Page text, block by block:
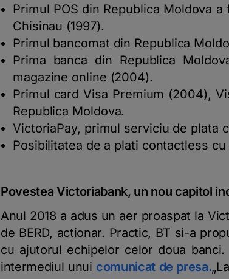
Primul POS din Republica Moldova
Chisinau (1997).
Primul bancomat din Republica
Prima banca din Republica
magazine online (2004).
Primul card Visa Premium (2004),
Republica Moldova.
VictoriaPay, primul serviciu de plata
Posibilitatea de a plati contactless
Povestea Victoriabank, un nou capitol
Anul 2018 a adus un aer proaspat la
de BERD, actionar. Practic, BT si-a
cu ajutorul echipelor celor doua
intermediul unui comunicat de presa.